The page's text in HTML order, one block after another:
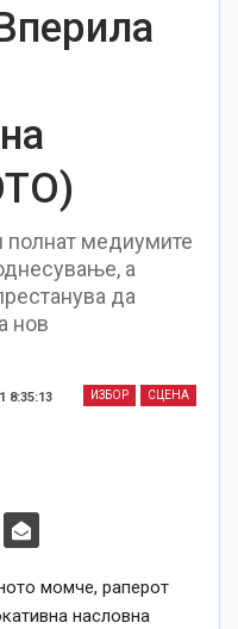
полнат медиумите
а
да
нов
ИЗБОР СЦЕНА
8:35:13
момче, раперот
насловна